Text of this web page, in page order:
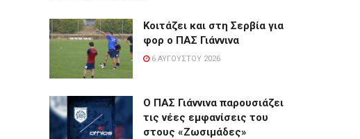
Κοιτάζει και στη Σερβία για
φορ ο ΠΑΣ Γιάννινα
6 ΑΥΓΟΎΣΤΟΥ 2026
Ο ΠΑΣ Γιάννινα παρουσιάζει
τις νέες εμφανίσεις του
στους «Ζωσιμάδες»